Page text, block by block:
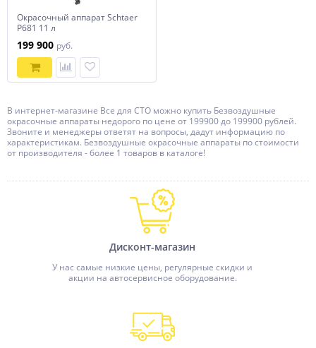
Окрасочный аппарат Schtaer
P681 11 л
199 900 руб.
В интернет-магазине Все для СТО можно купить Безвоздушные
окрасочные аппараты недорого по цене от 199900 до 199900 рублей.
Звоните и менеджеры ответят на вопросы, дадут информацию по
характеристикам. Безвоздушные окрасочные аппараты по стоимости
от производителя - более 1 товаров в каталоге!
Дисконт-магазин
У нас самые низкие цены, регулярные скидки и
акции на автосервисное оборудование.